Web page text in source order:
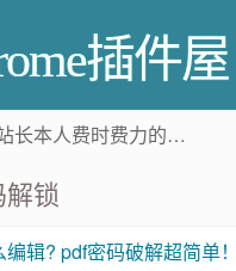
插件屋
长本人费时费力的人工筛选推荐
锁
辑? pdf密码破解超简单！